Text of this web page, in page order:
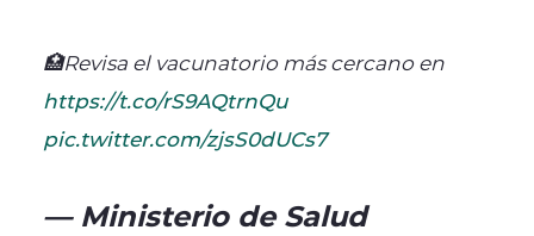
🏥Revisa el vacunatorio más cercano en
https://t.co/rS9AQtrnQu
pic.twitter.com/zjsS0dUCs7
— Ministerio de Salud